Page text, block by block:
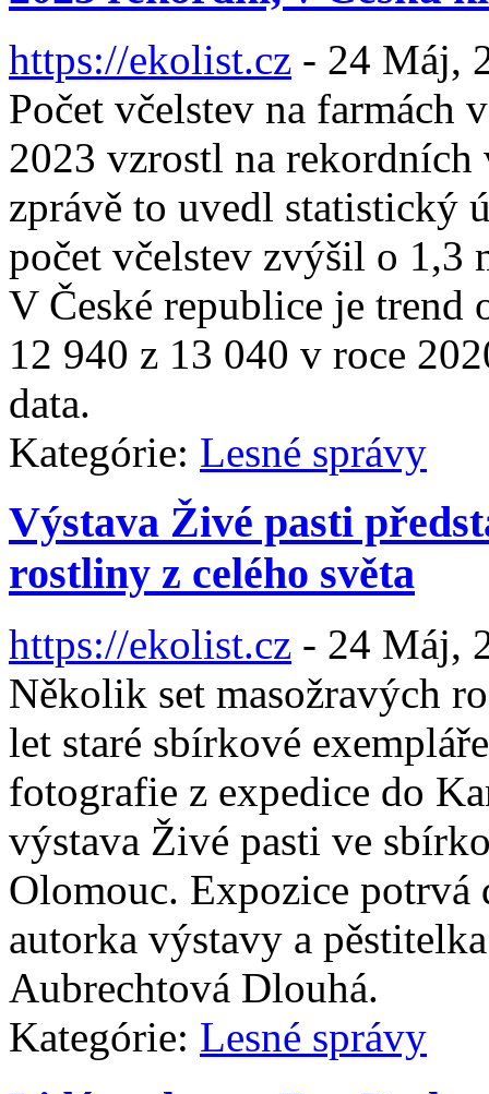
https://ekolist.cz - 24 Máj,
Počet včelstev na farmách
2023 vzrostl na
zprávě to uvedl statistický
počet včelstev zvýšil o 1,3
V České republice je trend
12 940 z 13 040 v roce
data.
Kategórie: Lesné správy
Výstava Živé pasti
rostliny z celého světa
https://ekolist.cz - 24 Máj,
Několik set masožravých
let staré sbírkové
fotografie z expedice do
výstava Živé pasti ve
Olomouc. Expozice
autorka výstavy a
Aubrechtová Dlouhá.
Kategórie: Lesné správy